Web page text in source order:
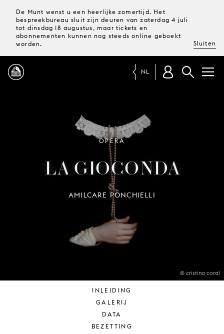
De Munt wenst u een heerlijke zomertijd. Het
bespreekbureau sluit zijn deuren van zaterdag 4 juli
tot dinsdag 18 augustus, maar tickets en
abonnementen kunnen nog steeds online geboekt
worden.
Sluiten
MAGAZINE
TICKETS &
ABONNEMENTEN
UW
JONG
PUBLIEK
ONS
NL
© cristina coral
OPERA
LA GIOCONDA
AMILCARE PONCHIELLI
INLEIDING
GALERIJ
DATA
BEZETTING